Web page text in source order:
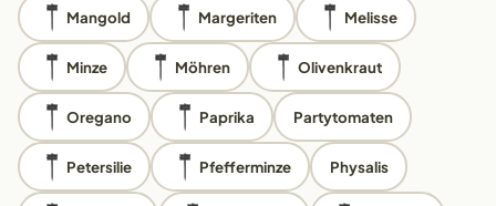
Mangold Margeriten Melisse
Minze Möhren Olivenkraut
Oregano Paprika Partytomaten
Petersilie Pfefferminze Physalis